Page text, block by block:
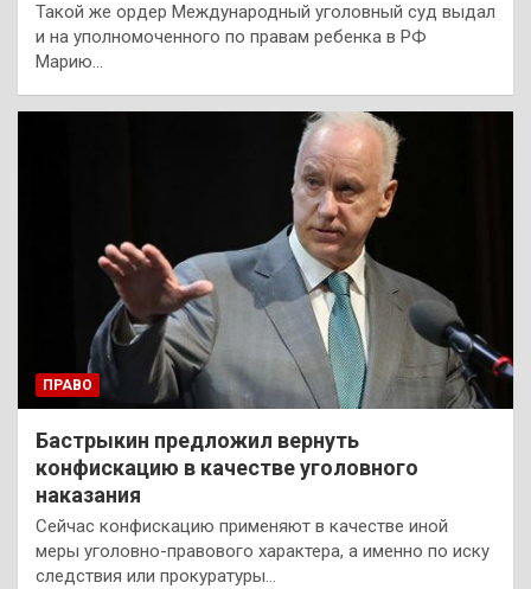
Такой же ордер Международный уголовный суд выдал
и на уполномоченного по правам ребенка в РФ
Марию…
ПРАВО
Бастрыкин предложил вернуть
конфискацию в качестве уголовного
наказания
Сейчас конфискацию применяют в качестве иной
меры уголовно-правового характера, а именно по иску
следствия или прокуратуры…